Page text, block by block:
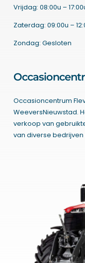
Vrijdag: 08:00u –
Zaterdag: 09:00u –
Zondag: Gesloten
Occasioncentrum
WeeversNieuwstad.
verkoop van
van diverse